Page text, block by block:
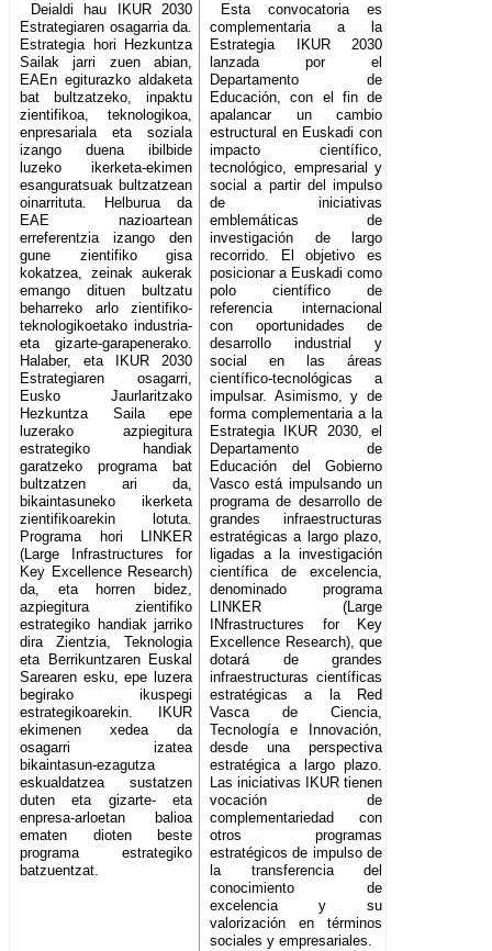
Deialdi hau IKUR 2030
Estrategiaren osagarria da.
Estrategia hori Hezkuntza
Sailak jarri zuen abian,
EAEn egiturazko aldaketa
bat bultzatzeko, inpaktu
zientifikoa, teknologikoa,
enpresariala eta soziala
izango duena ibilbide
luzeko ikerketa-ekimen
esanguratsuak bultzatzean
oinarrituta. Helburua da
EAE nazioartean
erreferentzia izango den
gune zientifiko gisa
kokatzea, zeinak aukerak
emango dituen bultzatu
beharreko arlo zientifiko-
teknologikoetako industria-
eta gizarte-garapenerako.
Halaber, eta IKUR 2030
Estrategiaren osagarri,
Eusko Jaurlaritzako
Hezkuntza Saila epe
luzerako azpiegitura
estrategiko handiak
garatzeko programa bat
bultzatzen ari da,
bikaintasuneko ikerketa
zientifikoarekin lotuta.
Programa hori LINKER
(Large Infrastructures for
Key Excellence Research)
da, eta horren bidez,
azpiegitura zientifiko
estrategiko handiak jarriko
dira Zientzia, Teknologia
eta Berrikuntzaren Euskal
Sarearen esku, epe luzera
begirako ikuspegi
estrategikoarekin. IKUR
ekimenen xedea da
osagarri izatea
bikaintasun-ezagutza
eskualdatzea sustatzen
duten eta gizarte- eta
enpresa-arloetan balioa
ematen dioten beste
programa estrategiko
batzuentzat.
Esta convocatoria es
complementaria a la
Estrategia IKUR 2030
lanzada por el
Departamento de
Educación, con el fin de
apalancar un cambio
estructural en Euskadi con
impacto científico,
tecnológico, empresarial y
social a partir del impulso
de iniciativas
emblemáticas de
investigación de largo
recorrido. El objetivo es
posicionar a Euskadi como
polo científico de
referencia internacional
con oportunidades de
desarrollo industrial y
social en las áreas
científico-tecnológicas a
impulsar. Asimismo, y de
forma complementaria a la
Estrategia IKUR 2030, el
Departamento de
Educación del Gobierno
Vasco está impulsando un
programa de desarrollo de
grandes infraestructuras
estratégicas a largo plazo,
ligadas a la investigación
científica de excelencia,
denominado programa
LINKER (Large
INfrastructures for Key
Excellence Research), que
dotará de grandes
infraestructuras científicas
estratégicas a la Red
Vasca de Ciencia,
Tecnología e Innovación,
desde una perspectiva
estratégica a largo plazo.
Las iniciativas IKUR tienen
vocación de
complementariedad con
otros programas
estratégicos de impulso de
la transferencia del
conocimiento de
excelencia y su
valorización en términos
sociales y empresariales.